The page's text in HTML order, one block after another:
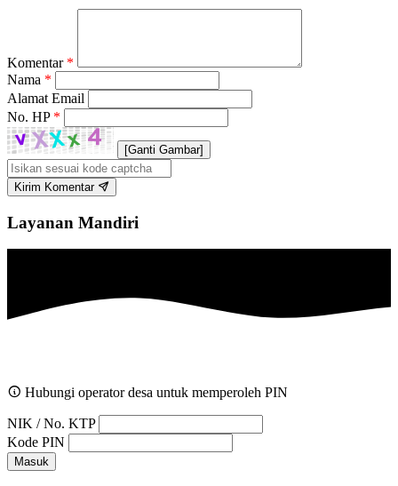
Komentar *
Nama *
Alamat Email
No. HP *
[Ganti Gambar]
Kirim Komentar
Layanan Mandiri
Hubungi operator desa untuk memperoleh PIN
NIK / No. KTP
Kode PIN
Masuk